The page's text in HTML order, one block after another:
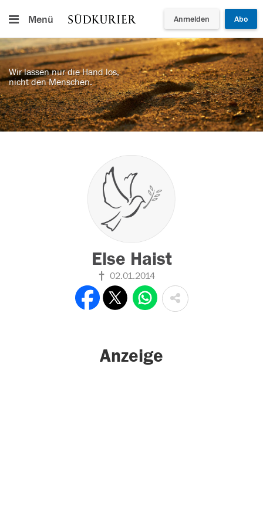
Menü Anmelden Abo
Wir lassen nur die Hand los,
nicht den Menschen.
Else Haist
02.01.2014
Anzeige